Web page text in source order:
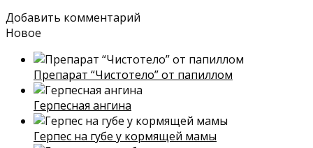
Добавить комментарий
Новое
Препарат “Чистотело” от папиллом
Герпесная ангина
Герпес на губе у кормящей мамы